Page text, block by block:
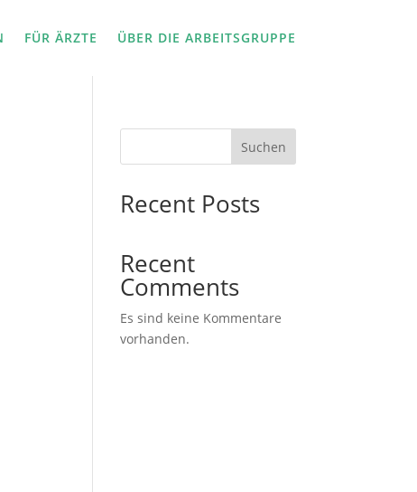
FÜR ÄRZTE ÜBER DIE ARBEITSGRUPPE
Suchen
Recent Posts
Recent
Comments
Es sind keine Kommentare
vorhanden.